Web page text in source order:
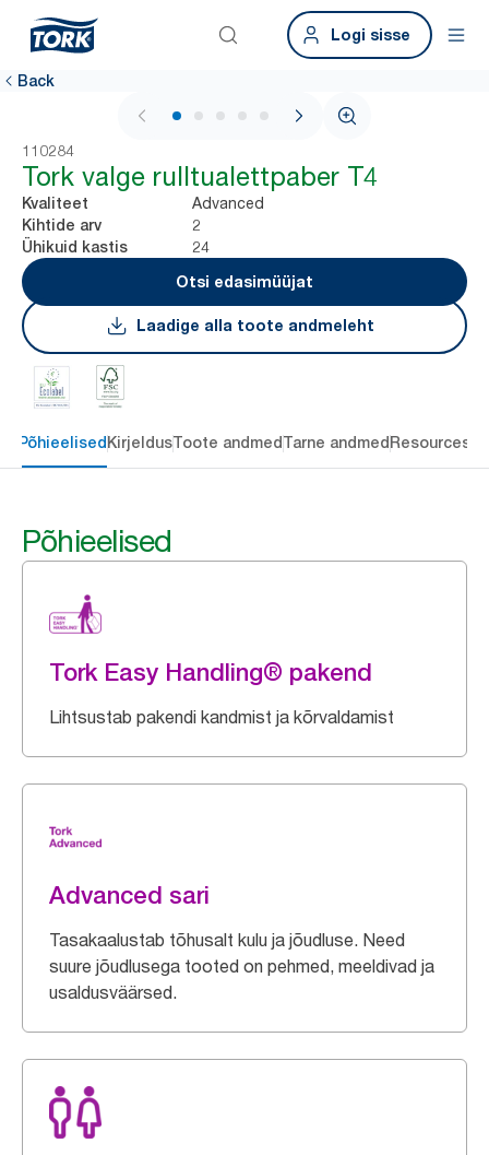
Logi sisse
Back
1 / 6
110284
Tork valge rulltualettpaber T4
Kvaliteet Advanced
Kihtide arv 2
Ühikuid kastis
24
Otsi edasimüüjat
Laadige alla toote andmeleht
Põhieelised KirjeldusToote andmedTarne andmed Resources
Põhieelised
Tork Easy Handling® pakend
Lihtsustab pakendi kandmist ja kõrvaldamist
Advanced sari
Tasakaalustab tõhusalt kulu ja jõudluse. Need
suure jõudlusega tooted on pehmed, meeldivad ja
usaldusväärsed.